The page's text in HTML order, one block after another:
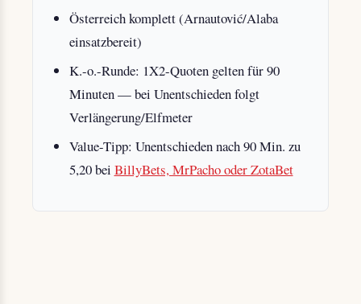
Österreich komplett (Arnautović/Alaba
einsatzbereit)
K.-o.-Runde: 1X2-Quoten gelten für 90
Minuten — bei Unentschieden folgt
Verlängerung/Elfmeter
Value-Tipp: Unentschieden nach 90 Min. zu
5,20 bei BillyBets, MrPacho oder ZotaBet